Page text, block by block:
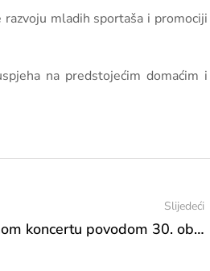
mladih sportaša i promociji
na predstojećim domaćim i
Slijedeći
Ministrica Vlaisavljević na svečanom koncertu povodom 30. obljetnice Glazbene škole Posušje